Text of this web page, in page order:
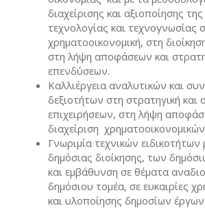
διαχείρισης και αξιοποίησης
τεχνολογίας και τεχνογνωσίας
χρηματοοικονομική, στη
στη λήψη αποφάσεων και
επενδύσεων.
Καλλιέργεια αναλυτικών και
δεξιοτήτων στη στρατηγική και
επιχειρήσεων, στη λήψη
διαχείριση
Γνωριμία τεχνικών ειδικοτήτων
δημόσιας διοίκησης, των
και εμβάθυνση σε θέματα
δημόσιου τομέα, σε ευκαιρίες
και υλοποίησης δημοσίων